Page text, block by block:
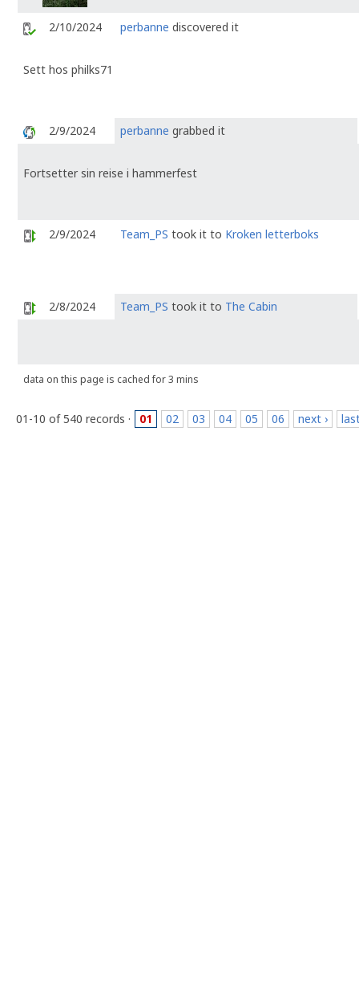
2/10/2024 perbanne discovered it
Sett hos philks71
2/9/2024 perbanne grabbed it
Fortsetter sin reise i hammerfest
2/9/2024 Team_PS took it to Kroken letterboks
2/8/2024 Team_PS took it to The Cabin
data on this page is cached for 3 mins
01-10 of 540 records · 01 02 03 04 05 06 next ›